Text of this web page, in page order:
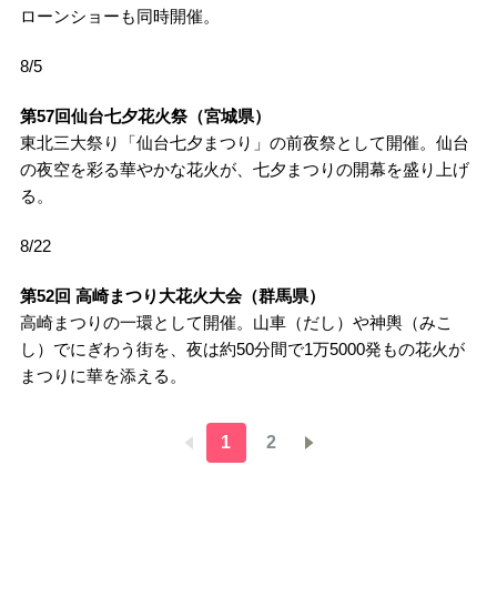
ローンショーも同時開催。
8/5
第57回仙台七夕花火祭（宮城県）
東北三大祭り「仙台七夕まつり」の前夜祭として開催。仙台
の夜空を彩る華やかな花火が、七夕まつりの開幕を盛り上げ
る。
8/22
第52回 高崎まつり大花火大会（群馬県）
高崎まつりの一環として開催。山車（だし）や神輿（みこ
し）でにぎわう街を、夜は約50分間で1万5000発もの花火が
まつりに華を添える。
1 2